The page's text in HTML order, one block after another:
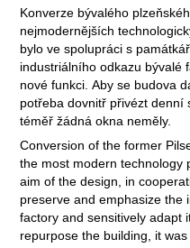
Konverze bývalého
nejmodernějších
bylo ve spolupráci s
industriálního odkazu bývalé
nové funkci.Aby se budova
potřeba dovnitř přivézt denní
téměř žádná okna neměly.
Conversion of the former
the most modern technology
aim of the design, in
preserve and emphasize the
factory and sensitively adapt
repurpose the building, it